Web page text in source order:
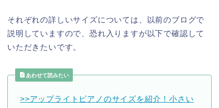
それぞれの詳しいサイズについては、以前のブログで
説明していますので、恐れ入りますが以下で確認して
いただきたいです。
あわせて読みたい
>>アップライトピアノのサイズを紹介！小さい